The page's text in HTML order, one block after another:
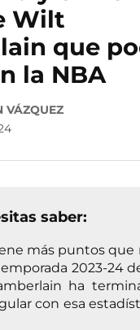
Wilt
que
la NBA
VÁZQUEZ
saber:
más puntos
2023-24
ha
con esa